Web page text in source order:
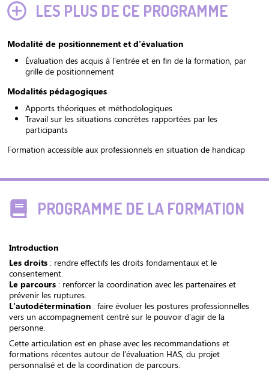
LES PLUS DE CE PROGRAMME
Modalité de positionnement et d'évaluation
Évaluation des acquis à l'entrée et en fin de la formation, par
grille de positionnement
Modalités pédagogiques
Apports théoriques et méthodologiques
Travail sur les situations concrètes rapportées par les
participants
Formation accessible aux professionnels en situation de handicap
PROGRAMME DE LA FORMATION
Introduction
Les droits : rendre effectifs les droits fondamentaux et le
consentement.
Le parcours : renforcer la coordination avec les partenaires et
prévenir les ruptures.
L'autodétermination : faire évoluer les postures professionnelles
vers un accompagnement centré sur le pouvoir d'agir de la
personne.
Cette articulation est en phase avec les recommandations et
formations récentes autour de l'évaluation HAS, du projet
personnalisé et de la coordination de parcours.